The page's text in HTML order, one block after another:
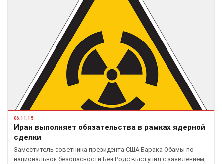
06.11.15
Иран выполняет обязательства в рамках ядерной
сделки
Заместитель советника президента США Барака Обамы по
национальной безопасности Бен Родс выступил с заявлением,